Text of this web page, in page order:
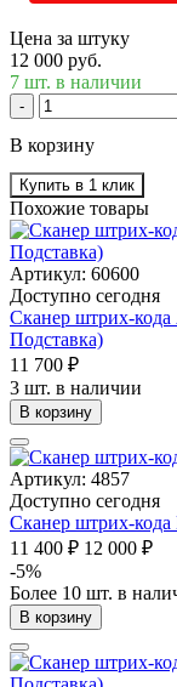
Цена за штуку
12 000 руб.
7 шт. в наличии
-
В корзину
Купить в 1 клик
Похожие товары
Артикул: 60600
Доступно сегодня
Сканер штрих-
Подставка)
11 700 ₽
3 шт. в наличии
В корзину
Артикул: 4857
Доступно сегодня
Сканер штрих-кода
11 400 ₽ 12 000 ₽
-5%
Более 10 шт. в
В корзину